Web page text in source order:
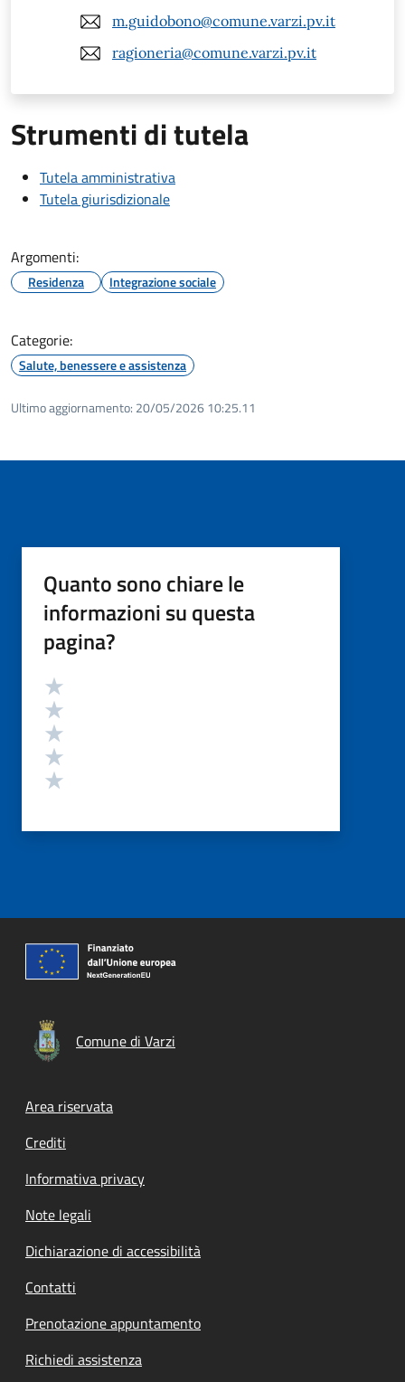
m.guidobono@comune.varzi.pv.it
ragioneria@comune.varzi.pv.it
Strumenti di tutela
Tutela amministrativa
Tutela giurisdizionale
Argomenti:
Residenza Integrazione sociale
Categorie:
Salute, benessere e assistenza
Ultimo aggiornamento: 20/05/2026 10:25.11
Quanto sono chiare le
informazioni su questa
pagina?
Valutazione
Comune di Varzi
Footer menu
Area riservata
Crediti
Informativa privacy
Note legali
Dichiarazione di accessibilità
Contatti
Prenotazione appuntamento
Richiedi assistenza